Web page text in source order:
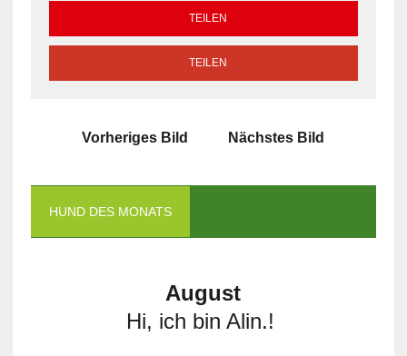
TEILEN
TEILEN
Vorheriges Bild Nächstes Bild
HUND DES MONATS
August
Hi, ich bin Alin.!